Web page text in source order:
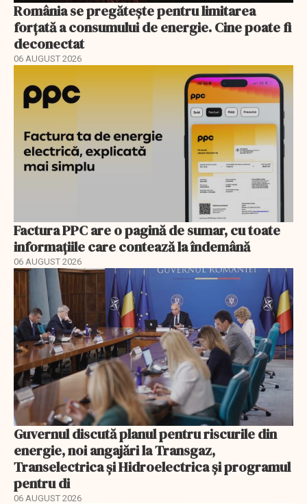
România se pregătește pentru limitarea
forțată a consumului de energie. Cine poate fi
deconectat
06 AUGUST 2026
Factura PPC are o pagină de sumar, cu toate
informațiile care contează la îndemână
06 AUGUST 2026
Guvernul discută planul pentru riscurile din
energie, noi angajări la Transgaz,
Transelectrica și Hidroelectrica și programul
pentru di
06 AUGUST 2026